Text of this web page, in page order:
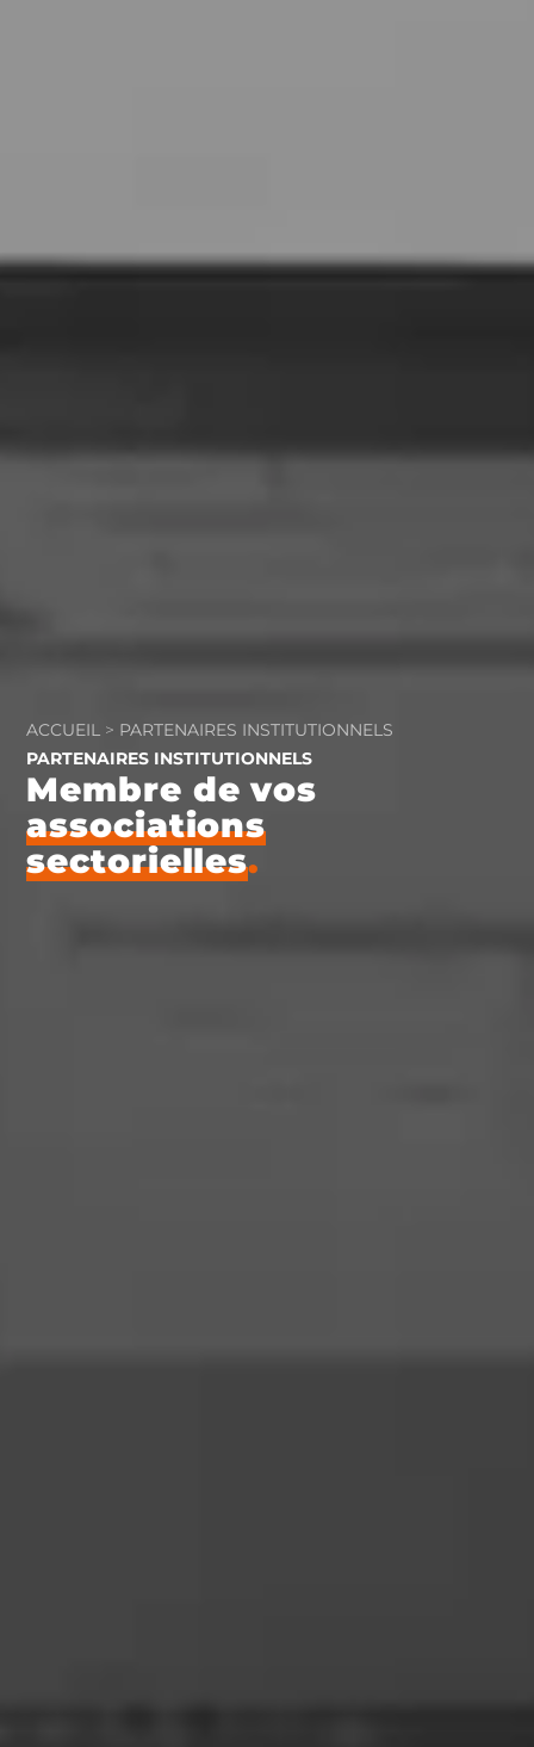
ACCUEIL > PARTENAIRES INSTITUTIONNELS
PARTENAIRES INSTITUTIONNELS
Membre de vos
associations
sectorielles.